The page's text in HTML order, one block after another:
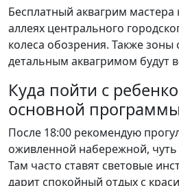
Бесплатный аквагрим мастера
аллеях центрального
колеса обозрения. Также
детальным аквагримом будут
Куда пойти с
основной
После 18:00 рекомендую
оживленной набережной, чуть
Там часто ставят световые
дарит спокойный отдых с